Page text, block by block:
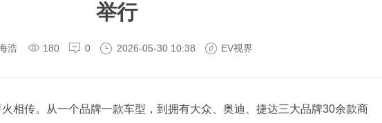
举行
浩 180 0 2026-05-30 10:38 EV视界
相传。从一个品牌一款车型，到拥有大众、奥迪、捷达三大品牌30余款商